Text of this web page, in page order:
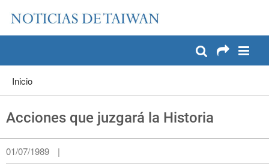
Pase a contenido principal
Inicio
Acciones que juzgará la Historia
01/07/1989 |